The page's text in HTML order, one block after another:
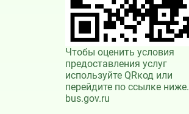
Чтобы оценить условия
предоставления услуг
используйте QRкод или
перейдите по ссылке ниже.
bus.gov.ru